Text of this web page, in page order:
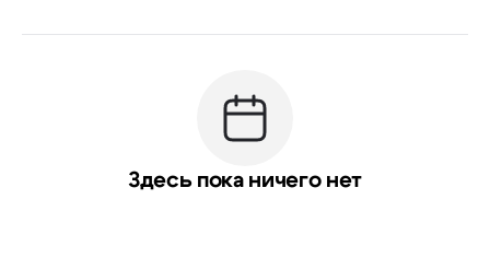
Здесь пока ничего нет